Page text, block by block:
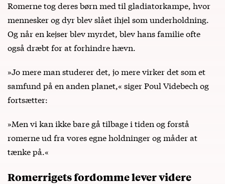
Romerne tog deres børn med til gladiatorkampe, hvor
mennesker og dyr blev slået ihjel som underholdning.
Og når en kejser blev myrdet, blev hans familie ofte
også dræbt for at forhindre hævn.
»Jo mere man studerer det, jo mere virker det som et
samfund på en anden planet,« siger Poul Videbech og
fortsætter:
»Men vi kan ikke bare gå tilbage i tiden og forstå
romerne ud fra vores egne holdninger og måder at
tænke på.«
Romerrigets fordomme lever videre